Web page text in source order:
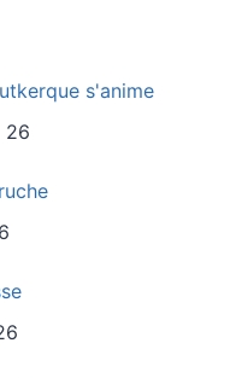
s'anime
26